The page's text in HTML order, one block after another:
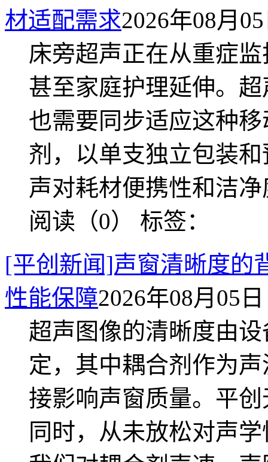
材适配需求2026年08月
床旁超声正在从重症
甚至家庭护理延伸。
也需要同步适应这种
剂，以单支独立包装
声对耗材便携性和洁
阅读（0） 标签：
[平创新闻]声窗清晰度
性能保障2026年08月05
超声图像的清晰度由
定，其中耦合剂作为
接影响声窗质量。平
同时，从未放松对声